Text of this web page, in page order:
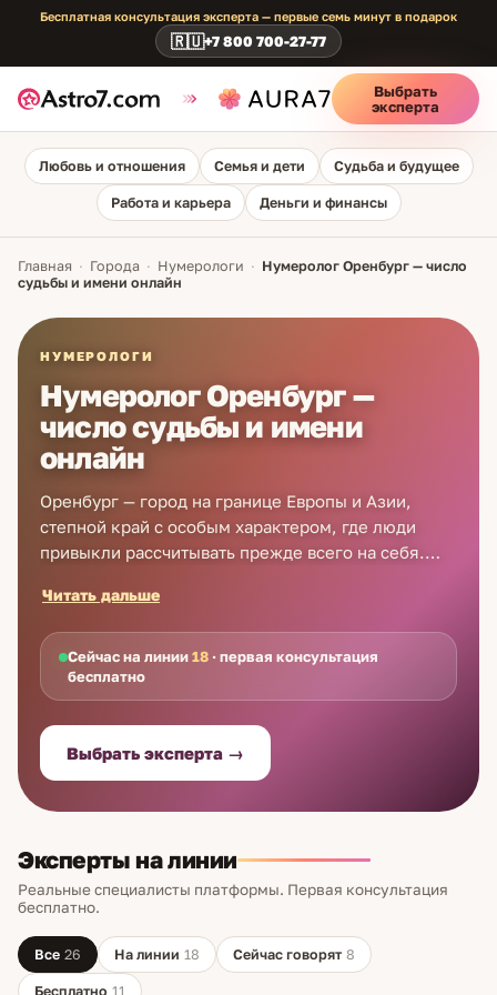
Бесплатная консультация эксперта — первые семь минут в подарок
🇷🇺+7 800 700-27-77
Выбрать
эксперта
Любовь и отношения Семья и дети Судьба и будущее
Работа и карьера Деньги и финансы
Главная · Города · Нумерологи · Нумеролог Оренбург — число
судьбы и имени онлайн
НУМЕРОЛОГИ
Нумеролог Оренбург —
число судьбы и имени
онлайн
Оренбург — город на границе Европы и Азии,
степной край с особым характером, где люди
привыкли рассчитывать прежде всего на себя.
причины повторяющихся ситуаций или сверить
важный шаг, оренбуржцы обращаются к
нумерологу. Это не предсказание, а расчёт: дата
рождения и имя задают картину, в которой видны
сильные стороны и слабые места, а также
периоды, к которым стоит подготовиться
заранее.
Читать дальше
Сейчас на линии18 · первая консультация
бесплатно
Выбрать эксперта →
Эксперты на линии
Реальные специалисты платформы. Первая консультация
бесплатно.
Все 26 На линии 18 Сейчас говорят 8
Бесплатно 11